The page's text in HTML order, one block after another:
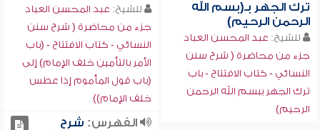
ترك الجهر بـ(بسم الله
الرحمن الرحيم)
للشيخ: عبد المحسن العباد
جزء من محاضرة ( شرح سنن
النسائي - كتاب الافتتاح - باب
ترك الجهر ببسم الله الرحمن
الرحيم)
للشيخ: عبد المحسن العباد
جزء من محاضرة ( شرح سنن
النسائي - كتاب الافتتاح - (باب
الأمر بالتأمين خلف الإمام) إلى
(باب قول المأموم إذا عطس
خلف الإمام))
الفهرس: شرح